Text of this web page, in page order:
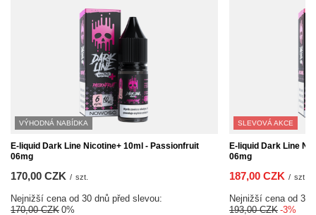
VÝHODNÁ NABÍDKA
E-liquid Dark Line Nicotine+ 10ml - Passionfruit
06mg
170,00 CZK / szt.
Nejnižší cena od 30 dnů před slevou:
170,00 CZK 0%
SLEVOVÁ AKCE
E-liquid Dark Line
06mg
187,00 CZK / szt.
Nejnižší cena od 30
193,00 CZK -3%